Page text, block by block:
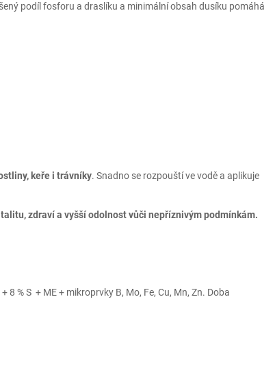
podíl fosforu a draslíku a minimální obsah dusíku pomáhá
keře i trávníky. Snadno se rozpouští ve vodě a aplikuje
zdraví a vyšší odolnost vůči nepříznivým podmínkám.
% S + ME + mikroprvky B, Mo, Fe, Cu, Mn, Zn. Doba